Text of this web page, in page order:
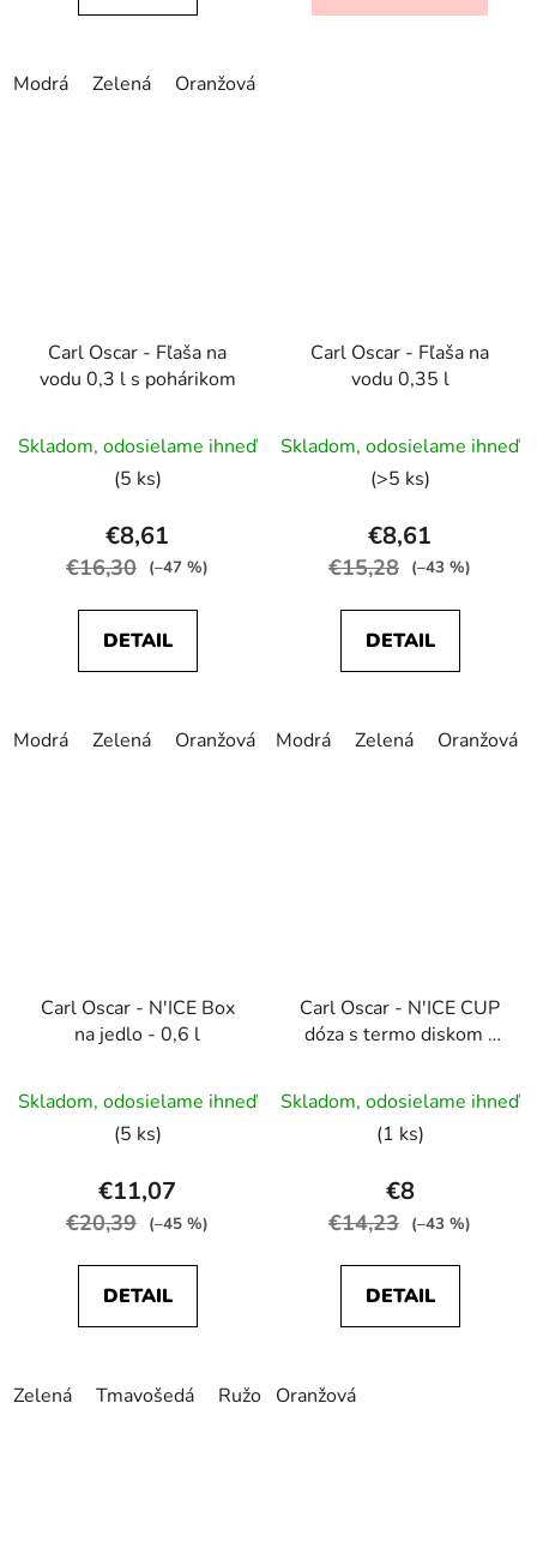
Modrá Zelená Oranžová
Carl Oscar - Fľaša na
vodu 0,3 l s pohárikom
Skladom, odosielame ihneď
(5 ks)
€8,61
€16,30 (–47 %)
DETAIL
Modrá Zelená Oranžová Tmavošedá Ružová
Carl Oscar - Fľaša na
vodu 0,35 l
hodnotenie
produktu
je
5,0
5
hviezdičiek.
Skladom, odosielame ihneď
(>5 ks)
€8,61
€15,28 (–43 %)
DETAIL
Modrá Zelená Oranžová
Carl Oscar - N'ICE Box
na jedlo - 0,6 l
Skladom, odosielame ihneď
(5 ks)
€11,07
€20,39 (–45 %)
DETAIL
Zelená Tmavošedá Ružová
Carl Oscar - N'ICE CUP
dóza s termo diskom -
Skladom, odosielame ihneď
(1 ks)
€8
€14,23 (–43 %)
DETAIL
Oranžová